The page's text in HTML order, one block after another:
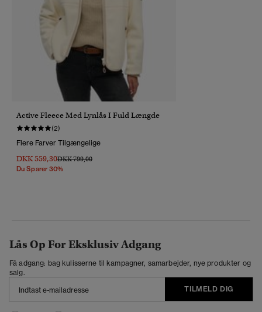
Active Fleece Med Lynlås I Fuld Længde
(2)
Flere Farver Tilgængelige
DKK 559,30Pris Nedsat Fra
DKK 799,00Til
Du Sparer 30%
Lås Op For Eksklusiv Adgang
Få adgang: bag kulisserne til kampagner, samarbejder, nye produkter og
salg.
TILMELD DIG